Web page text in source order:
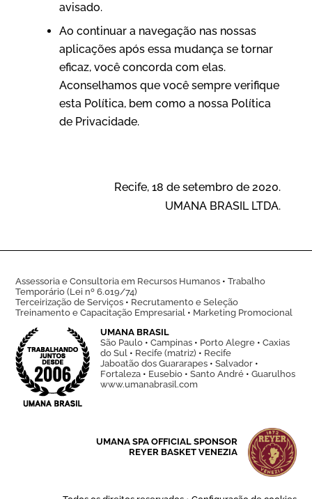
avisado.
Ao continuar a navegação nas nossas
aplicações após essa mudança se tornar
eficaz, você concorda com elas.
Aconselhamos que você sempre verifique
esta Política, bem como a nossa Política
de Privacidade.
Recife, 18 de setembro de 2020.
UMANA BRASIL LTDA.
Assessoria e Consultoria em Recursos Humanos •Trabalho
Temporário (Lei nº 6.019/74)
Terceirização de Serviços • Recrutamento e Seleção
Treinamento e Capacitação Empresarial • Marketing Promocional
UMANA BRASIL
São Paulo •Campinas • Porto Alegre •Caxias
do Sul • Recife (matriz) • Recife
Jaboatão dos Guararapes •Salvador •
Fortaleza • Eusebio •Santo André •Guarulhos
www.umanabrasil.com
UMANA SPA OFFICIAL SPONSOR
REYER BASKET VENEZIA